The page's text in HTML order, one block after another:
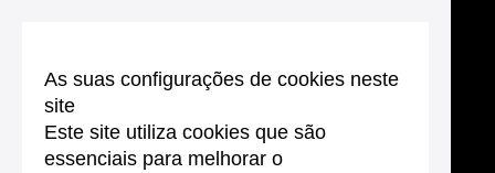
As suas configurações de cookies neste
site
Este site utiliza cookies que são
essenciais para melhorar o